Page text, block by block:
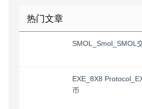
热门文章
SMOL_Smol_SMOL
EXE_8X8
币